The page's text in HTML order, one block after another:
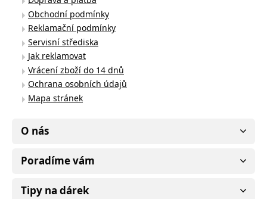
Obchodní podmínky
Reklamační podmínky
Servisní střediska
Jak reklamovat
Vrácení zboží do 14 dnů
Ochrana osobních údajů
Mapa stránek
O nás
Poradíme vám
Tipy na dárek